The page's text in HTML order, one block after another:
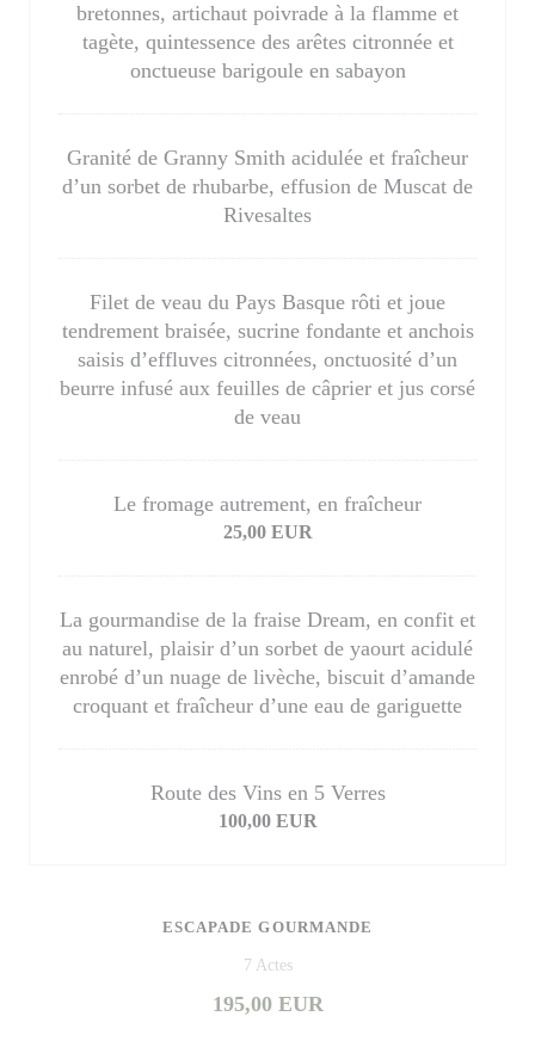
bretonnes, artichaut poivrade à la flamme et
tagète, quintessence des arêtes citronnée et
onctueuse barigoule en sabayon
Granité de Granny Smith acidulée et fraîcheur
d’un sorbet de rhubarbe, effusion de Muscat de
Rivesaltes
Filet de veau du Pays Basque rôti et joue
tendrement braisée, sucrine fondante et anchois
saisis d’effluves citronnées, onctuosité d’un
beurre infusé aux feuilles de câprier et jus corsé
de veau
Le fromage autrement, en fraîcheur
25,00 EUR
La gourmandise de la fraise Dream, en confit et
au naturel, plaisir d’un sorbet de yaourt acidulé
enrobé d’un nuage de livèche, biscuit d’amande
croquant et fraîcheur d’une eau de gariguette
Route des Vins en 5 Verres
100,00 EUR
ESCAPADE GOURMANDE
7 Actes
195,00 EUR